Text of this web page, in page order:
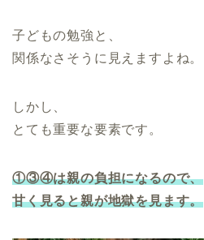
子どもの勉強と、
関係なさそうに見えますよね。
しかし、
とても重要な要素です。
①③④は親の負担になるので、
甘く見ると親が地獄を見ます。